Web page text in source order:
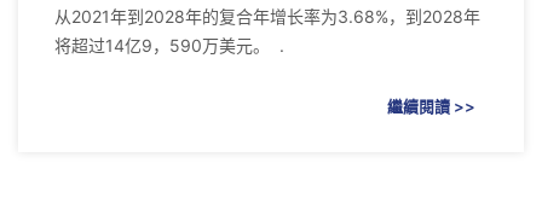
从2021年到2028年的复合年增长率为3.68%，到2028年
将超过14亿9，590万美元。 .
繼續閱讀 >>